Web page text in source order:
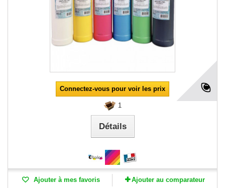
Connectez-vous pour voir les prix
1
Détails
Ajouter à mes favoris Ajouter au comparateur